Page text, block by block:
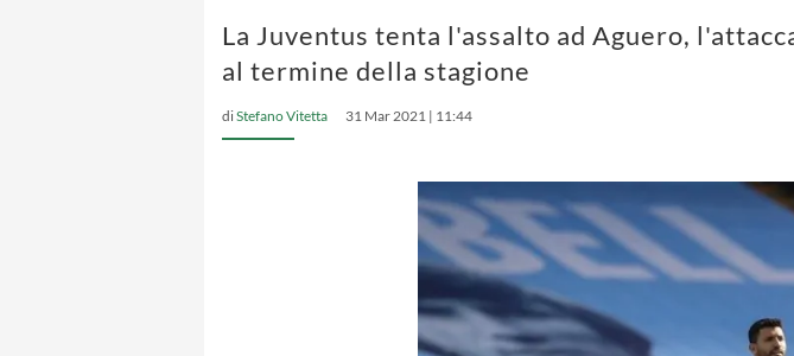
La Juventus tenta l'assalto ad Aguero,
al termine della stagione
diStefano Vitetta 31 Mar 2021 | 11:44